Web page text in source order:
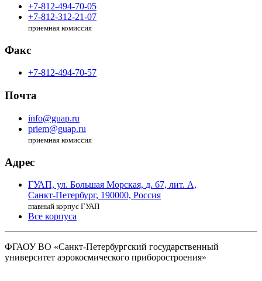
+7-812-494-70-05
+7-812-312-21-07
приемная комиссия
Факс
+7-812-494-70-57
Почта
info@guap.ru
priem@guap.ru
приемная комиссия
Адрес
ГУАП, ул. Большая Морская, д. 67, лит. А,
Санкт-Петербург, 190000, Россия
главный корпус ГУАП
Все корпуса
ФГАОУ ВО «Санкт-Петербургский государственный
университет аэрокосмического приборостроения»